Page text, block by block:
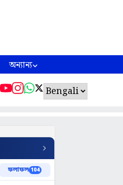
অন্যান্য